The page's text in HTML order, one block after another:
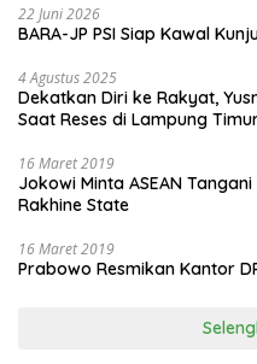
22 Juni 2026
BARA-JP PSI Siap Kawal
4 Agustus 2025
Dekatkan Diri ke Rakyat,
Saat Reses di Lampung
16 Maret 2019
Jokowi Minta ASEAN
Rakhine State
16 Maret 2019
Prabowo Resmikan Kantor